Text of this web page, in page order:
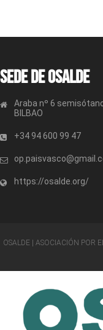
Sede de OSALDE
Araba nº 6
BILBAO
+34 94 600 99 47
https://osalde.org/
OSALDE | ASOCIACIÓN POR